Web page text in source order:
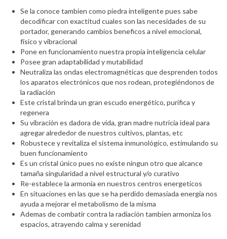
Se la conoce tambien como piedra inteligente pues sabe
decodificar con exactitud cuales son las necesidades de su
portador, generando cambios beneficos a nivel emocional,
físico y vibracional
Pone en funcionamiento nuestra propia inteligencia celular
Posee gran adaptabilidad y mutabilidad
Neutraliza las ondas electromagnéticas que desprenden todos
los aparatos electrónicos que nos rodean, protegiéndonos de
la radiación
Este cristal brinda un gran escudo energético, purifica y
regenera
Su vibración es dadora de vida, gran madre nutricia ideal para
agregar alrededor de nuestros cultivos, plantas, etc
Robustece y revitaliza el sistema inmunológico, estimulando su
buen funcionamiento
Es un cristal único pues no existe ningun otro que alcance
tamaña singularidad a nivel estructural y/o curativo
Re-establece la armonía en nuestros centros energeticos
En situaciones en las que se ha perdido demasiada energia nos
ayuda a mejorar el metabolismo de la misma
Ademas de combatir contra la radiación tambien armoniza los
espacios, atrayendo calma y serenidad